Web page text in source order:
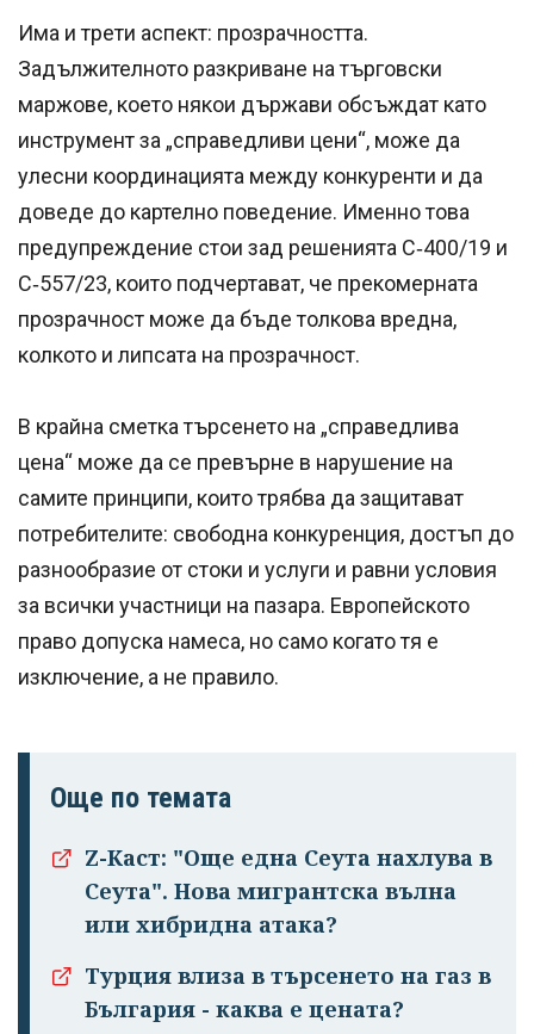
Има и трети аспект: прозрачността.
Задължителното разкриване на търговски
маржове, което някои държави обсъждат като
инструмент за „справедливи цени“, може да
улесни координацията между конкуренти и да
доведе до картелно поведение. Именно това
предупреждение стои зад решенията C‑400/19 и
C‑557/23, които подчертават, че прекомерната
прозрачност може да бъде толкова вредна,
колкото и липсата на прозрачност.
В крайна сметка търсенето на „справедлива
цена“ може да се превърне в нарушение на
самите принципи, които трябва да защитават
потребителите: свободна конкуренция, достъп до
разнообразие от стоки и услуги и равни условия
за всички участници на пазара. Европейското
право допуска намеса, но само когато тя е
изключение, а не правило.
Още по темата
Z-Каст: "Още една Сеута нахлува в
Сеута". Нова мигрантска вълна
или хибридна атака?
Турция влиза в търсенето на газ в
България - каква е цената?